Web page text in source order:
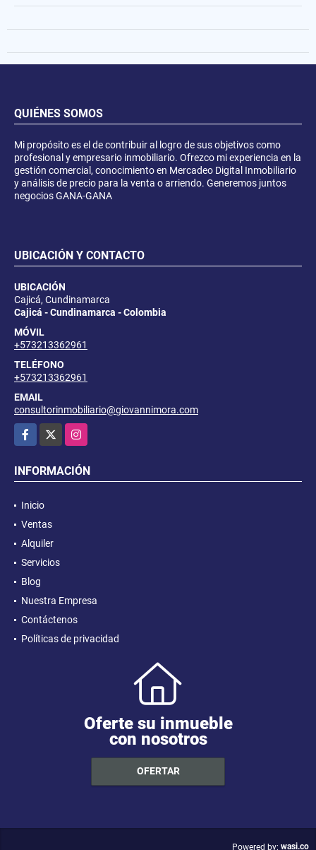
QUIÉNES SOMOS
Mi propósito es el de contribuir al logro de sus objetivos como
profesional y empresario inmobiliario. Ofrezco mi experiencia en la
gestión comercial, conocimiento en Mercadeo Digital Inmobiliario
y análisis de precio para la venta o arriendo. Generemos juntos
negocios GANA-GANA
UBICACIÓN Y CONTACTO
UBICACIÓN
Cajicá, Cundinamarca
Cajicá - Cundinamarca - Colombia
MÓVIL
+573213362961
TELÉFONO
+573213362961
EMAIL
consultorinmobiliario@giovannimora.com
Facebook
Instagram
INFORMACIÓN
Inicio
Ventas
Alquiler
Servicios
Blog
Nuestra Empresa
Contáctenos
Políticas de privacidad
Oferte su inmueble
con nosotros
OFERTAR
Powered by: wasi.co